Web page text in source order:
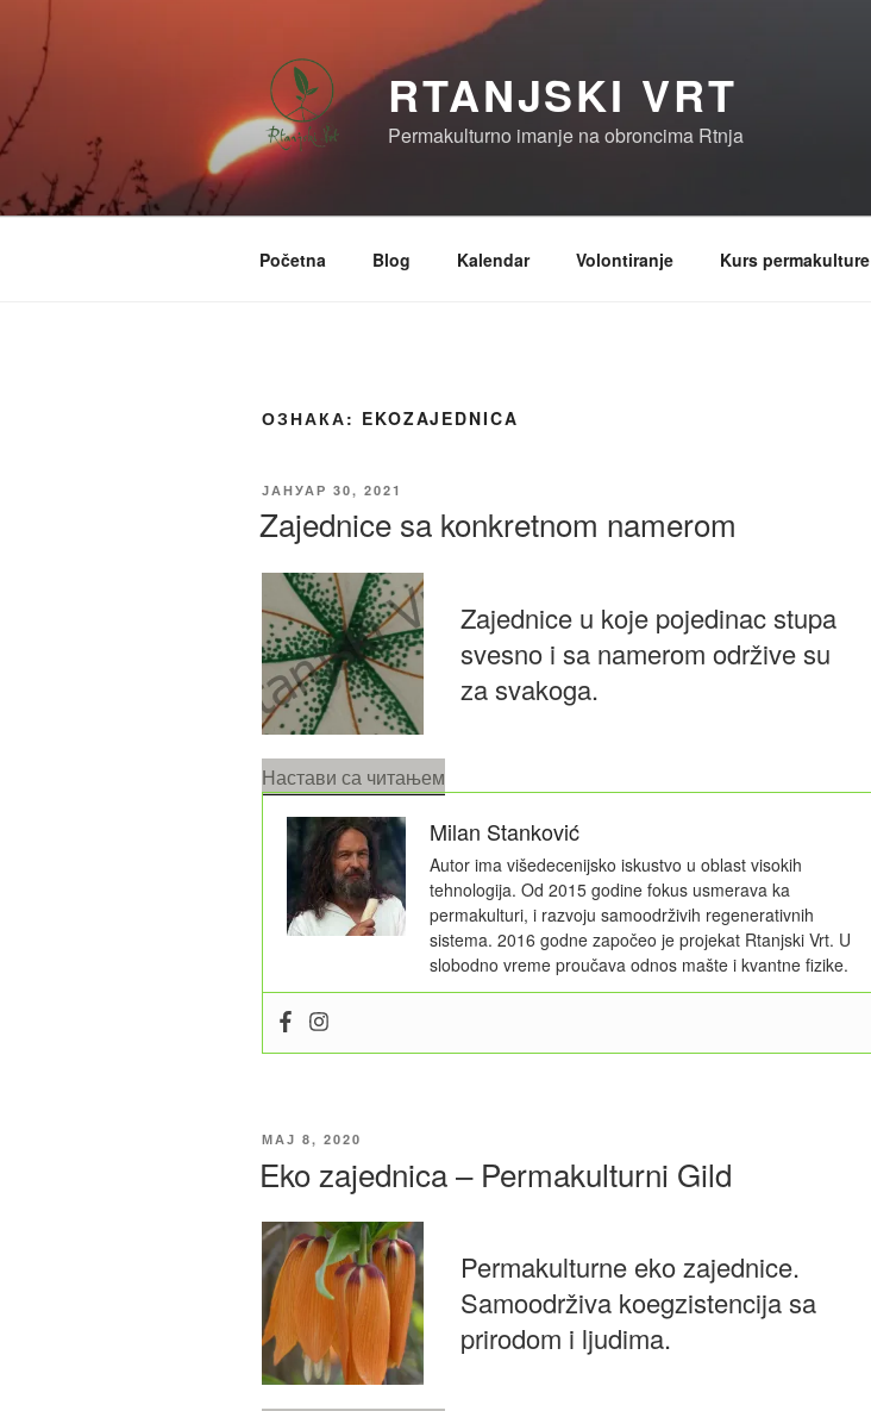
садржај
RTANJSKI VRT
Permakulturno imanje na obroncima Rtnja
Početna Blog Kalendar Volontiranje Kurs permakulture
ОЗНАКА: EKOZAJEDNICA
ОБЈАВЉЕНО
ЈАНУАР 30, 2021
Zajednice sa konkretnom namerom
Zajednice u koje pojedinac stupa
svesno i sa namerom održive su
za svakoga.
Настави са читањем
sa
konkretnom
namerom“
Milan Stanković
Autor ima višedecenijsko iskustvo u oblast visokih
tehnologija. Od 2015 godine fokus usmerava ka
permakulturi, i razvoju samoodrživih regenerativnih
sistema. 2016 godne započeo je projekat Rtanjski Vrt. U
slobodno vreme proučava odnos mašte i kvantne fizike.
ОБЈАВЉЕНО
МАЈ 8, 2020
Eko zajednica – Permakulturni Gild
Permakulturne eko zajednice.
Samoodrživa koegzistencija sa
prirodom i ljudima.